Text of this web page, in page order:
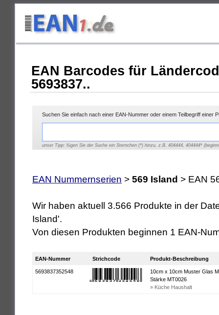
EAN Barcodes für
5693837..
Suchen Sie einfach nach einer EAN-Nummer oder einem Teilbegriff einer
unser Tipp: fügen Sie der Suche ein Sternchen (*) hinzu, z.B. 404444, 404444*
EAN Nummernserien > 569 Island > EAN
Wir haben aktuell 3.566 Produkte in der
Island'.
Von diesen Produkten beginnen 1 EAN-
EAN-Nummer Strichcode Produkt-Beschreibung
5693837352548
10cm x 10cm Muster Glas
Stärke MT0026
» Küche Haushalt